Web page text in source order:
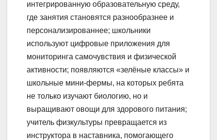
интегрированную образовательную среду,
где занятия становятся разнообразнее и
персонализированнее; школьники
используют цифровые приложения для
мониторинга самочувствия и физической
активности; появляются «зелёные классы» и
школьные мини-фермы, на которых ребята
не только изучают биологию, но и
выращивают овощи для здорового питания;
учитель физкультуры превращается из
инструктора в наставника, помогающего